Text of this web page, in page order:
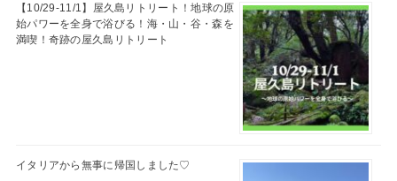
【10/29-11/1】屋久島リトリート！地球の原
始パワーを全身で浴びる！海・山・谷・森を
満喫！奇跡の屋久島リトリート
イタリアから無事に帰国しました♡